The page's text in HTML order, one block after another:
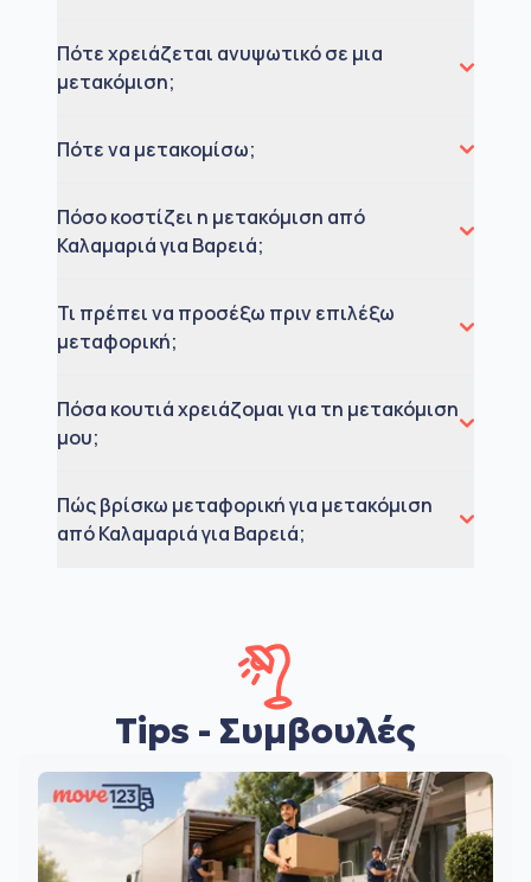
Πότε χρειάζεται ανυψωτικό σε μια
μετακόμιση;
Πότε να μετακομίσω;
Πόσο κοστίζει η μετακόμιση από
Καλαμαριά για Βαρειά;
Τι πρέπει να προσέξω πριν επιλέξω
μεταφορική;
Πόσα κουτιά χρειάζομαι για τη μετακόμιση
μου;
Πώς βρίσκω μεταφορική για μετακόμιση
από Καλαμαριά για Βαρειά;
Tips - Συμβουλές